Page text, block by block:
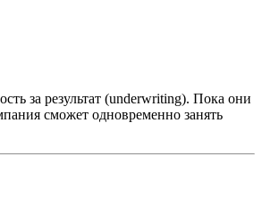
за результат (underwriting). Пока они
сможет одновременно занять